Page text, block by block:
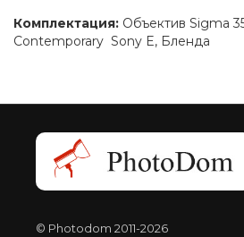
Комплектация: Объектив Sigma
Contemporary Sony E, Бленда
© Photodom 2011-2026